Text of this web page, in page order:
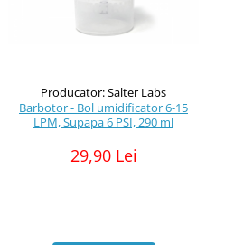
Producator: Salter Labs
Barbotor - Bol umidificator 6-15
LPM, Supapa 6 PSI, 290 ml
29,90 Lei